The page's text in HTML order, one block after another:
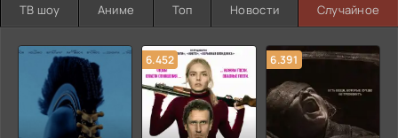
ТВ шоу Аниме Топ Новости Случайное
6.452 6.391